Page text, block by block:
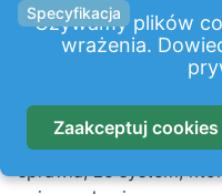
Specyfikacja
Jak dostosować
organizacji przy
globalnych
Parametry globalne to
Używamy plików
wrażenia.
Zaakceptuj cookies